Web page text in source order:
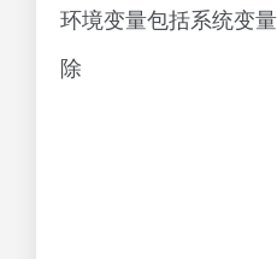
环境变量包括系统变
除